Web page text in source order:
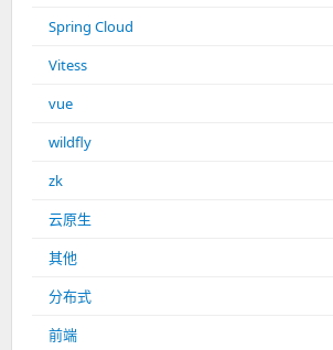
Spring Cloud
Vitess
vue
wildfly
zk
云原生
其他
分布式
前端